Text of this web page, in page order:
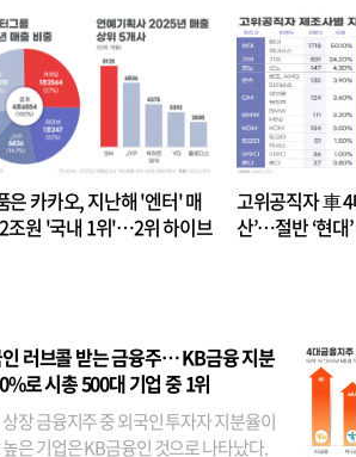
은 카카오, 지난해 '엔터' 매
조원 '국내 1위'…2위 하이브
고위공직자 車
산’…절반 ‘현대
러브콜 받는 금융주… KB금융 지분
로 시총 500대 기업 중 1위
장 금융지주 중 외국인 투자자 지분율이
높은 기업은 KB금융인 것으로 나타났다.